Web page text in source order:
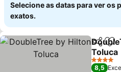
Selecione as datas para ver os
exatos.
Partilhar
Toluca
Ver
4 Estrelas
8,5